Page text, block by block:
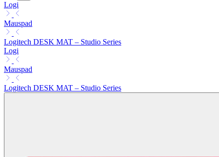
Logi
Mauspad
Logitech DESK MAT – Studio Series
Logi
Mauspad
Logitech DESK MAT – Studio Series